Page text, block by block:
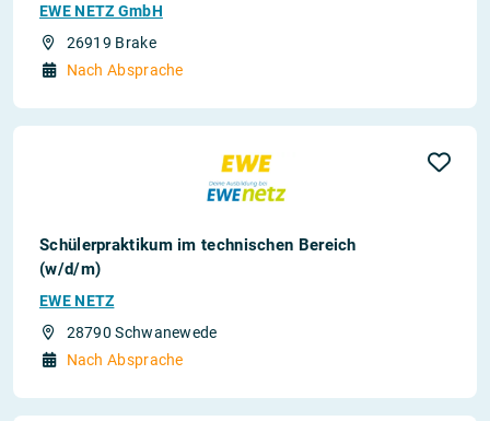
EWE NETZ GmbH
26919 Brake
Nach Absprache
Schülerpraktikum im technischen Bereich
(w/d/m)
EWE NETZ
28790 Schwanewede
Nach Absprache